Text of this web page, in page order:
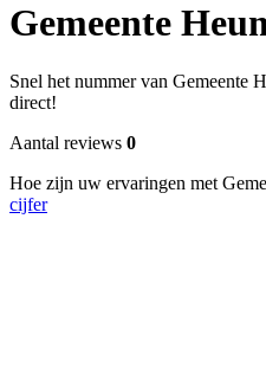
Gemeente
Snel het nummer van Gemeente
direct!
Aantal reviews 0
Hoe zijn uw ervaringen met
cijfer